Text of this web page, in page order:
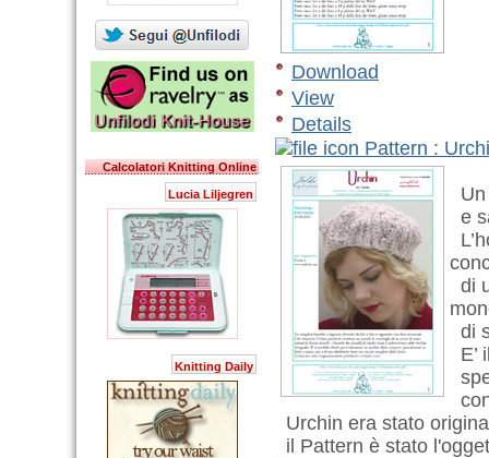
Calcolatori Knitting Online
Lucia Liljegren
Knitting Daily
Download
View
Details
Pattern :
e
di
di
E’
Urchin era stato
il Pattern è stato